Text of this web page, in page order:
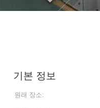
기본 정보
원래 장소: